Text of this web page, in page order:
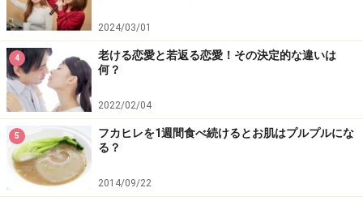
2024/03/01
4
老ける恋愛と若返る恋愛！その決定的な違いは
何？
2022/02/04
5
フカヒレを1週間食べ続けるとお肌はプルプルにな
る？
2014/09/22